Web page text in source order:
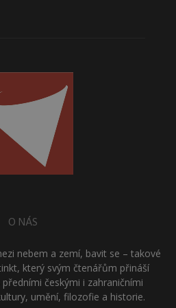
O NÁS
nebem a zemí, bavit se – takové
který svým čtenářům přináší
českými i zahraničními
umění, filozofie a historie.